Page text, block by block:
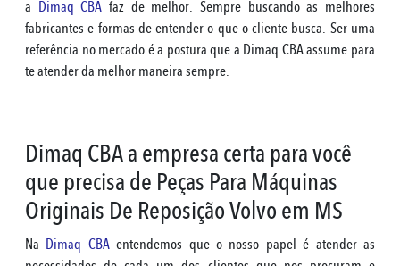
a Dimaq CBA faz de melhor. Sempre buscando as melhores
fabricantes e formas de entender o que o cliente busca. Ser uma
referência no mercado é a postura que a Dimaq CBA assume para
te atender da melhor maneira sempre.
Dimaq CBA a empresa certa para você
que precisa de Peças Para Máquinas
Originais De Reposição Volvo em MS
Na Dimaq CBAentendemos que o nosso papel é atender as